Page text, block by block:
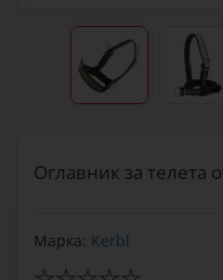
Оглавник за телета
Марка: Kerbl